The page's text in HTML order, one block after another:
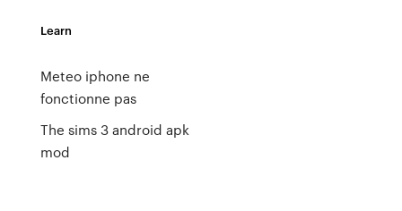
Learn
Meteo iphone ne
fonctionne pas
The sims 3 android apk
mod